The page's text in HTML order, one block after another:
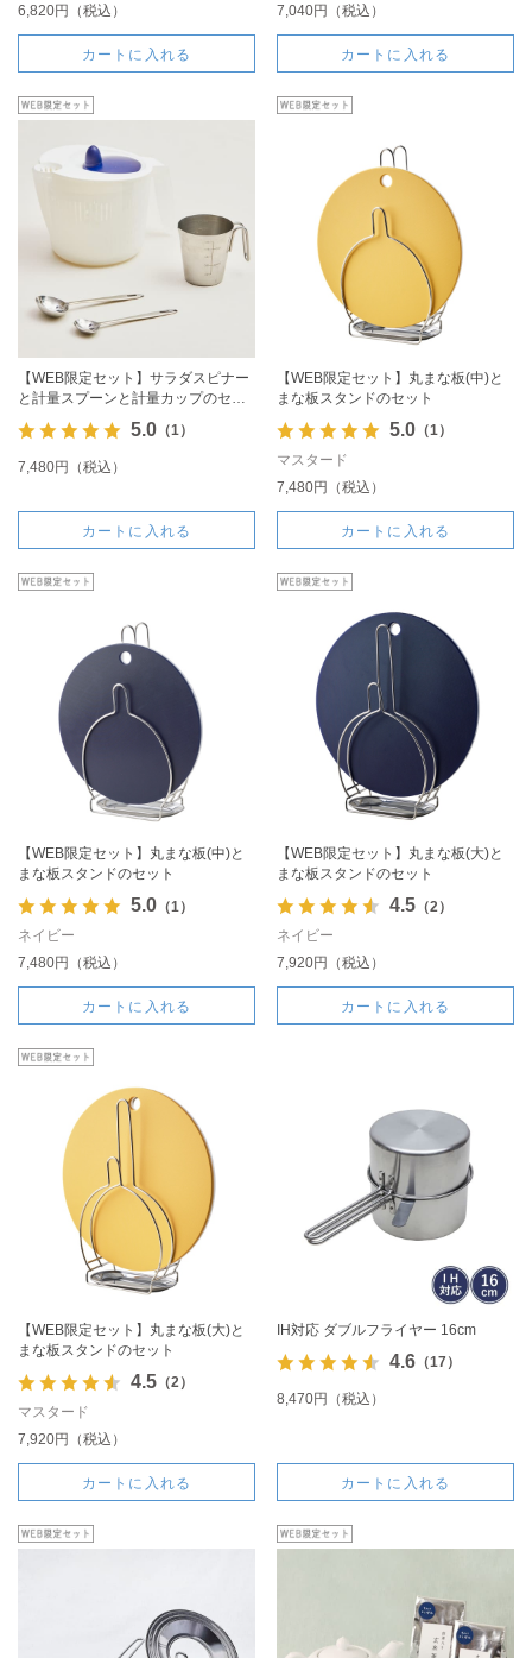
6,820円（税込）
カートに入れる
7,040円（税込）
カートに入れる
【WEB限定セット】サラダスピナー
と計量スプーンと計量カップのセッ
5.0（1）
7,480円（税込）
カートに入れる
【WEB限定セット】丸まな板(中)と
まな板スタンドのセット
5.0（1）
マスタード
7,480円（税込）
カートに入れる
【WEB限定セット】丸まな板(中)と
まな板スタンドのセット
5.0（1）
ネイビー
7,480円（税込）
カートに入れる
【WEB限定セット】丸まな板(大)と
まな板スタンドのセット
4.5（2）
ネイビー
7,920円（税込）
カートに入れる
【WEB限定セット】丸まな板(大)と
まな板スタンドのセット
4.5（2）
マスタード
7,920円（税込）
カートに入れる
IH対応 ダブルフライヤー 16cm
4.6（17）
8,470円（税込）
カートに入れる